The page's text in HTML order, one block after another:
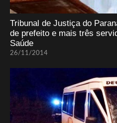
Tribunal de Justiça do
de prefeito e mais três
Saúde
26/11/2014